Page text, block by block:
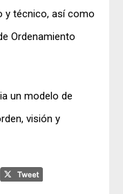
y técnico, así como
Ordenamiento
un modelo de
visión y